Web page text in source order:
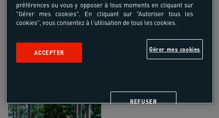
Trail Trek-Randonnée pédestre
Vélo de randonnée
préférences ou vous y opposer à tous moments en cliquant sur
"Gérer mes cookies". En cliquant sur "Autoriser tous les
cookies", vous consentez à l'utilisation de tous les cookies.
Gérer mes cookies
REFUSER
ACCEPTER